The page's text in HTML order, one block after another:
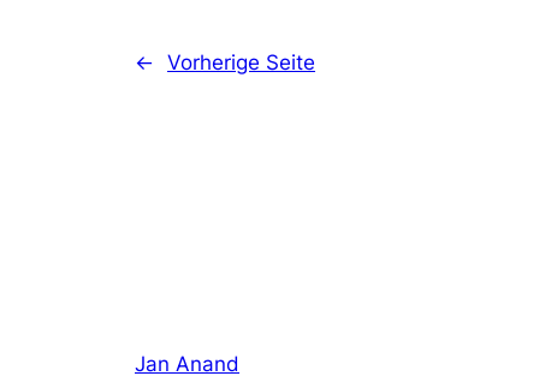
← Vorherige Seite
Jan Anand